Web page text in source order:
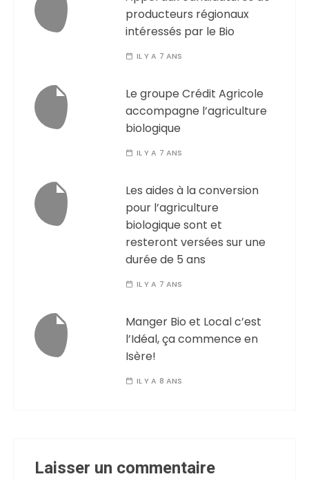
producteurs régionaux
intéressés par le Bio
IL Y A 7 ANS
Le groupe Crédit Agricole
accompagne l’agriculture
biologique
IL Y A 7 ANS
Les aides à la conversion
pour l’agriculture
biologique sont et
resteront versées sur une
durée de 5 ans
IL Y A 7 ANS
Manger Bio et Local c’est
l’Idéal, ça commence en
Isère!
IL Y A 8 ANS
Laisser un commentaire